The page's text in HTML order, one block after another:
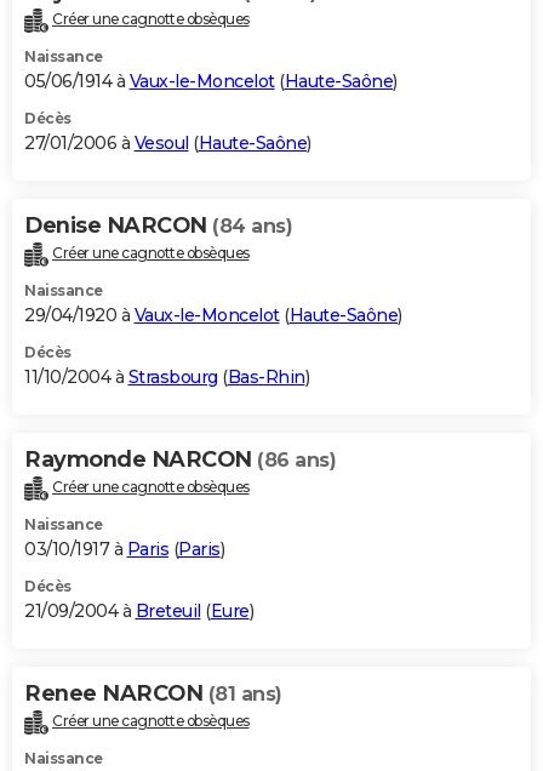
Créer une cagnotte obsèques
Naissance
05/06/1914 à Vaux-le-Moncelot(Haute-Saône)
Décès
27/01/2006 à Vesoul (Haute-Saône)
Denise NARCON (84 ans)
Créer une cagnotte obsèques
Naissance
29/04/1920 à Vaux-le-Moncelot(Haute-Saône)
Décès
11/10/2004 à Strasbourg (Bas-Rhin)
Raymonde NARCON (86 ans)
Créer une cagnotte obsèques
Naissance
03/10/1917 à Paris (Paris)
Décès
21/09/2004 à Breteuil (Eure)
Renee NARCON (81 ans)
Créer une cagnotte obsèques
Naissance